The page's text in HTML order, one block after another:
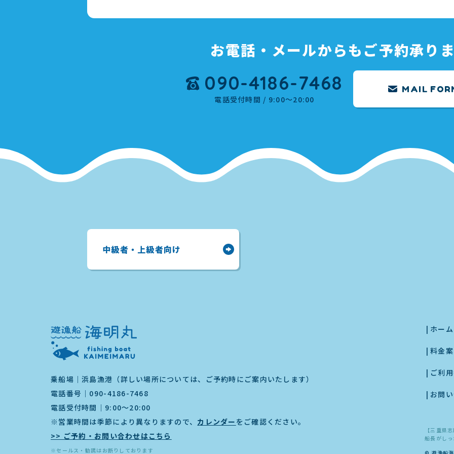
お電話・メールからもご予約承り
090-4186-7468
電話受付時間 / 9:00～20:00
MAIL
中級者・上級者向け
乗船場｜浜島漁港（詳しい場所については、ご予約時にご案内いたします）
電話番号｜ 090-4186-7468
電話受付時間｜9:00～20:00
※営業時間は季節により異なりますので、 カレンダー をご確認ください。
>> ご予約・お問い合わせはこちら
※セールス・勧誘はお断りしております
ホーム
料金
ご利
お問
【三重県
船長がし